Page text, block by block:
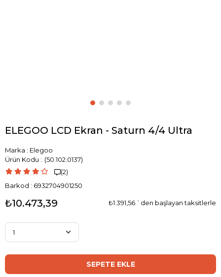
ELEGOO LCD Ekran - Saturn 4/4 Ultra
Marka : Elegoo
(50.102.0137)
(2)
Barkod : 6932704901250
₺10.473,39 ₺1.391,56 `den başlayan taksitlerle